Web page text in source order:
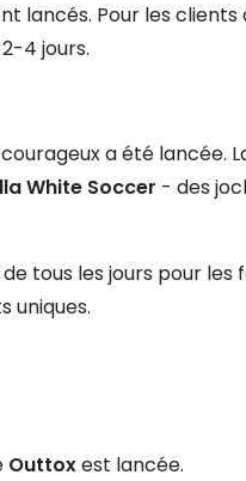
lancés. Pour les
4 jours.
a été lancée.
White Soccer - des
tous les jours pour les
uniques.
Outtoxest lancée.